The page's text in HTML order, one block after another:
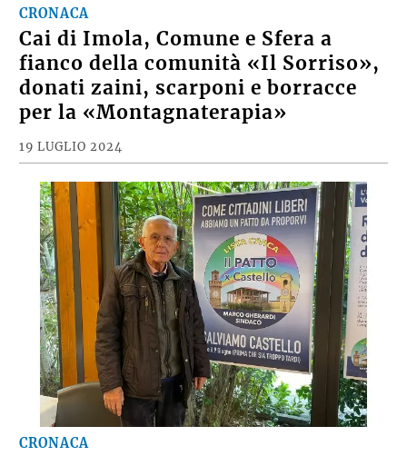
CRONACA
Cai di Imola, Comune e Sfera a
fianco della comunità «Il Sorriso»,
donati zaini, scarponi e borracce
per la «Montagnaterapia»
19 LUGLIO 2024
CRONACA